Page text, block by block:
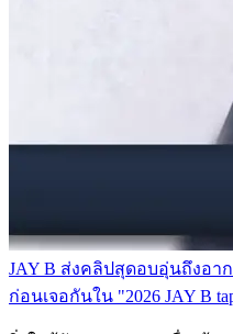
JAY B ส่งคลิปสุดอบอุ่นถึงอา
ก่อนเจอกันใน "2026 JAY B